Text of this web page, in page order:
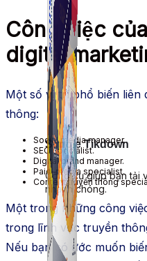
Simple Tikdown
Công cụ giúp bạn tải
nhanh chóng.
Công việc
digital
Một số vị trí phổ biến liên
thông:
Social media manager.
SEO specialist.
Digital brand manager.
Paid-media specialist.
Content truyền thông
Một trong những công
trong lĩnh vực truyền
Nếu bạn có ước muốn